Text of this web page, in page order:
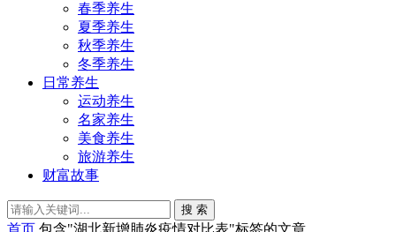
春季养生
夏季养生
秋季养生
冬季养生
日常养生
运动养生
名家养生
美食养生
旅游养生
财富故事
搜 索
首页 包含"湖北新增肺炎疫情对比表"标签的文章